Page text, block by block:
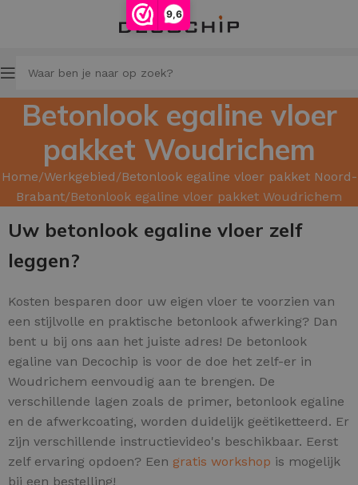
9,6
Betonlook egaline vloer
pakket Woudrichem
Home Werkgebied Betonlook egaline vloer pakket Noord-
Brabant Betonlook egaline vloer pakket Woudrichem
Uw betonlook egaline vloer zelf
leggen?
Kosten besparen door uw eigen vloer te voorzien van
een stijlvolle en praktische betonlook afwerking? Dan
bent u bij ons aan het juiste adres! De betonlook
egaline van Decochip is voor de doe het zelf-er in
Woudrichem eenvoudig aan te brengen. De
verschillende lagen zoals de primer, betonlook egaline
en de afwerkcoating, worden duidelijk geëtiketteerd. Er
zijn verschillende instructievideo's beschikbaar. Eerst
zelf ervaring opdoen? Een gratis workshop is mogelijk
bij een bestelling!